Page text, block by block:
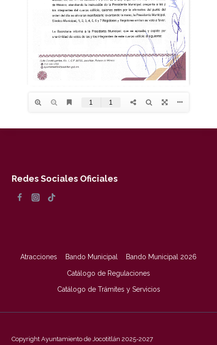
Redes Sociales Oficiales
Atracciones Bando Municipal Bando Municipal 2026
Catálogo de Regulaciones
Catálogo de Trámites y Servicios
Copyright Ayuntamiento de Jocotitlán 2025-2027